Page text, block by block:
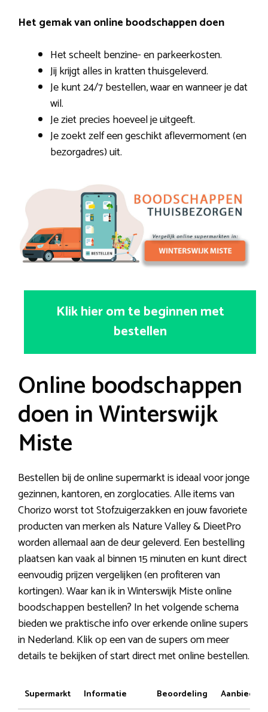
Het gemak van online boodschappen doen
Het scheelt benzine- en parkeerkosten.
Jij krijgt alles in kratten thuisgeleverd.
Je kunt 24/7 bestellen, waar en wanneer je dat
wil.
Je ziet precies hoeveel je uitgeeft.
Je zoekt zelf een geschikt aflevermoment (en
bezorgadres) uit.
Klik hier om te beginnen met
bestellen
Online boodschappen
doen in Winterswijk
Miste
Bestellen bij de online supermarkt is ideaal voor jonge
gezinnen, kantoren, en zorglocaties. Alle items van
Chorizo worst tot Stofzuigerzakken en jouw favoriete
producten van merken als Nature Valley & DieetPro
worden allemaal aan de deur geleverd. Een bestelling
plaatsen kan vaak al binnen 15 minuten en kunt direct
eenvoudig prijzen vergelijken (en profiteren van
kortingen). Waar kan ik in Winterswijk Miste online
boodschappen bestellen? In het volgende schema
bieden we praktische info over erkende online supers
in Nederland. Klik op een van de supers om meer
details te bekijken of start direct met online bestellen.
Supermarkt Informatie Beoordeling